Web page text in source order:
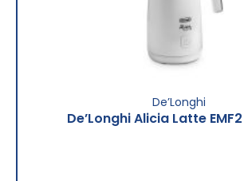
De’Longhi
De’Longhi Alicia Latte